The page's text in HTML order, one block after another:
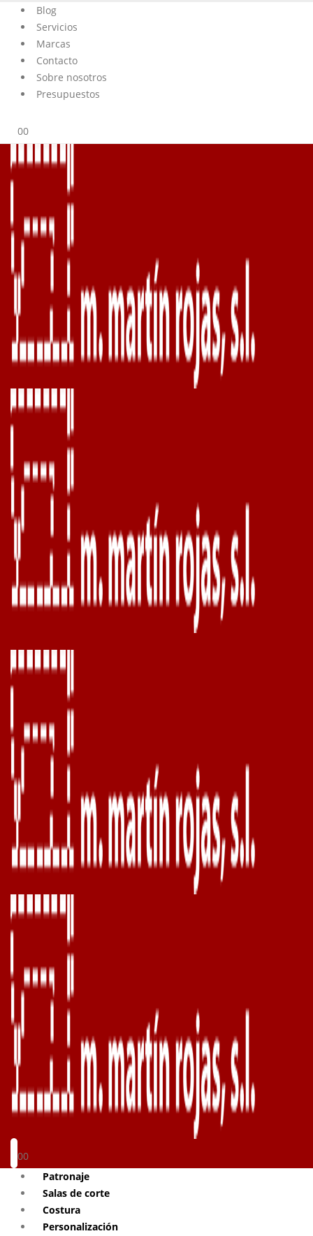
Blog
Servicios
Marcas
Contacto
Sobre nosotros
Presupuestos
00
00
Patronaje
Salas de corte
Costura
Personalización